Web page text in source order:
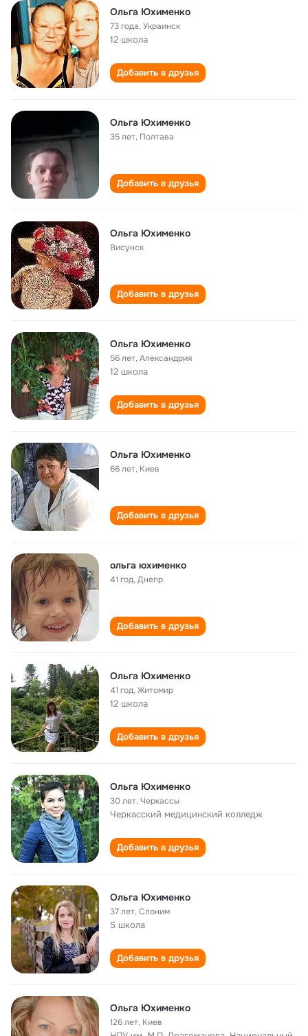
Ольга Юхименко
73 года,Украинск
12 школа
Добавить в друзья
Ольга Юхименко
35 лет, Полтава
Добавить в друзья
Ольга Юхименко
Висунск
Добавить в друзья
Ольга Юхименко
56 лет,Александрия
12 школа
Добавить в друзья
Ольга Юхименко
66 лет, Киев
Добавить в друзья
ольга юхименко
41 год,Днепр
Добавить в друзья
Ольга Юхименко
41 год,Житомир
12 школа
Добавить в друзья
Ольга Юхименко
30 лет,Черкассы
Черкасский медицинский колледж
Добавить в друзья
Ольга Юхименко
37 лет,Слоним
5 школа
Добавить в друзья
Ольга Юхименко
126 лет, Киев